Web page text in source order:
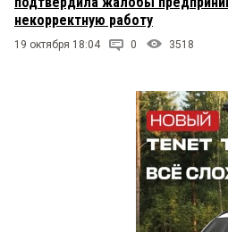
некорректную работу
19 октября 18:04 0 3518